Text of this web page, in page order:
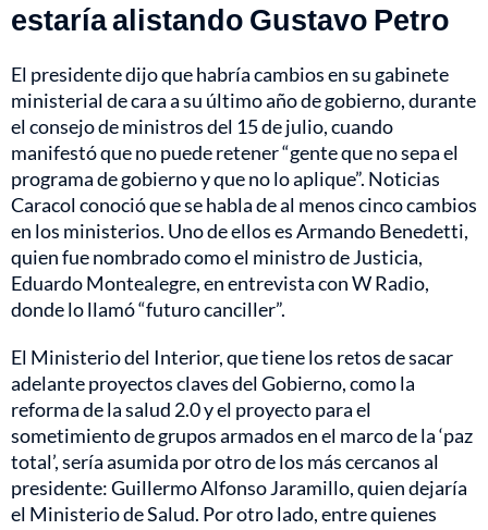
estaría alistando Gustavo Petro
El presidente dijo que habría cambios en su gabinete
ministerial de cara a su último año de gobierno, durante
el consejo de ministros del 15 de julio, cuando
manifestó que no puede retener “gente que no sepa el
programa de gobierno y que no lo aplique”. Noticias
Caracol conoció que se habla de al menos cinco cambios
en los ministerios. Uno de ellos es Armando Benedetti,
quien fue nombrado como el ministro de Justicia,
Eduardo Montealegre, en entrevista con W Radio,
donde lo llamó “futuro canciller”.
El Ministerio del Interior, que tiene los retos de sacar
adelante proyectos claves del Gobierno, como la
reforma de la salud 2.0 y el proyecto para el
sometimiento de grupos armados en el marco de la ‘paz
total’, sería asumida por otro de los más cercanos al
presidente: Guillermo Alfonso Jaramillo, quien dejaría
el Ministerio de Salud. Por otro lado, entre quienes